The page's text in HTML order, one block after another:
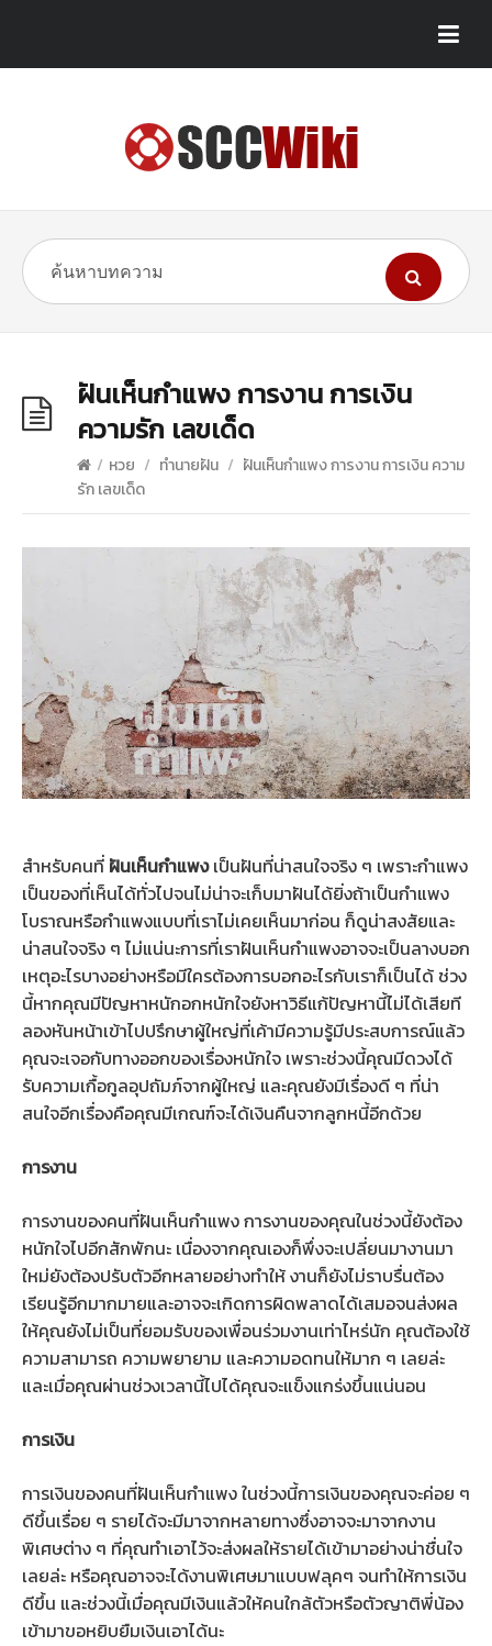
ฝันเห็นกำแพง การงาน การเงิน
ความรัก เลขเด็ด
/ หวย / ทำนายฝัน / ฝันเห็นกำแพง การงาน การเงิน ความ
รัก เลขเด็ด
สำหรับคนที่ ฝันเห็นกำแพงเป็นฝันที่น่าสนใจจริง ๆ เพราะกำแพง
เป็นของที่เห็นได้ทั่วไปจนไม่น่าจะเก็บมาฝันได้ยิ่งถ้าเป็นกำแพง
โบราณหรือกำแพงแบบที่เราไม่เคยเห็นมาก่อน ก็ดูน่าสงสัยและ
น่าสนใจจริง ๆ ไม่แน่นะการที่เราฝันเห็นกำแพงอาจจะเป็นลางบอก
เหตุอะไรบางอย่างหรือมีใครต้องการบอกอะไรกับเราก็เป็นได้ ช่วง
นี้หากคุณมีปัญหาหนักอกหนักใจยังหาวิธีแก้ปัญหานี้ไม่ได้เสียที
ลองหันหน้าเข้าไปปรึกษาผู้ใหญ่ที่เค้ามีความรู้มีประสบการณ์แล้ว
คุณจะเจอกับทางออกของเรื่องหนักใจ เพราะช่วงนี้คุณมีดวงได้
รับความเกื้อกูลอุปถัมภ์จากผู้ใหญ่ และคุณยังมีเรื่องดี ๆ ที่น่า
สนใจอีกเรื่องคือคุณมีเกณฑ์จะได้เงินคืนจากลูกหนี้อีกด้วย
การงาน
การงานของคนที่ฝันเห็นกำแพง การงานของคุณในช่วงนี้ยังต้อง
หนักใจไปอีกสักพักนะ เนื่องจากคุณเองก็พึ่งจะเปลี่ยนมางานมา
ใหม่ยังต้องปรับตัวอีกหลายอย่างทำให้ งานก็ยังไม่ราบรื่นต้อง
เรียนรู้อีกมากมายและอาจจะเกิดการผิดพลาดได้เสมอจนส่งผล
ให้คุณยังไม่เป็นที่ยอมรับของเพื่อนร่วมงานเท่าไหร่นัก คุณต้องใช้
ความสามารถ ความพยายาม และความอดทนให้มาก ๆ เลยล่ะ
และเมื่อคุณผ่านช่วงเวลานี้ไปได้คุณจะแข็งแกร่งขึ้นแน่นอน
การเงิน
การเงินของคนที่ฝันเห็นกำแพง ในช่วงนี้การเงินของคุณจะค่อย ๆ
ดีขึ้นเรื่อย ๆ รายได้จะมีมาจากหลายทางซึ่งอาจจะมาจากงาน
พิเศษต่าง ๆ ที่คุณทำเอาไว้จะส่งผลให้รายได้เข้ามาอย่างน่าชื่นใจ
เลยล่ะ หรือคุณอาจจะได้งานพิเศษมาแบบฟลุคๆ จนทำให้การเงิน
ดีขึ้น และช่วงนี้เมื่อคุณมีเงินแล้วให้คนใกล้ตัวหรือตัวญาติพี่น้อง
เข้ามาขอหยิบยืมเงินเอาได้นะ